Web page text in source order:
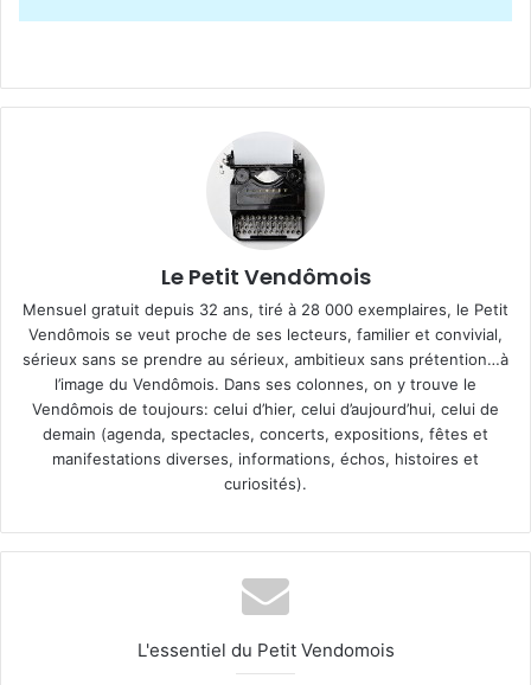
Le Petit Vendômois
Mensuel gratuit depuis 32 ans, tiré à 28 000 exemplaires, le Petit
Vendômois se veut proche de ses lecteurs, familier et convivial,
sérieux sans se prendre au sérieux, ambitieux sans prétention…à
l’image du Vendômois. Dans ses colonnes, on y trouve le
Vendômois de toujours: celui d’hier, celui d’aujourd’hui, celui de
demain (agenda, spectacles, concerts, expositions, fêtes et
manifestations diverses, informations, échos, histoires et
curiosités).
L'essentiel du Petit Vendomois